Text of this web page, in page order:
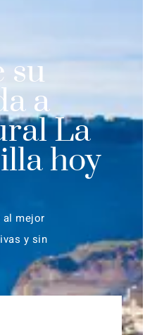
su
a
La
hoy
al mejor
y sin